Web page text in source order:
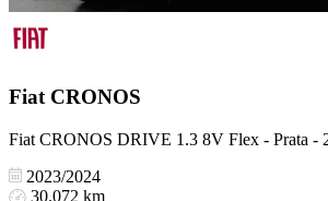
Fiat CRONOS
Fiat CRONOS DRIVE 1.3 8V Flex - Prata -
2023/2024
30.072 km